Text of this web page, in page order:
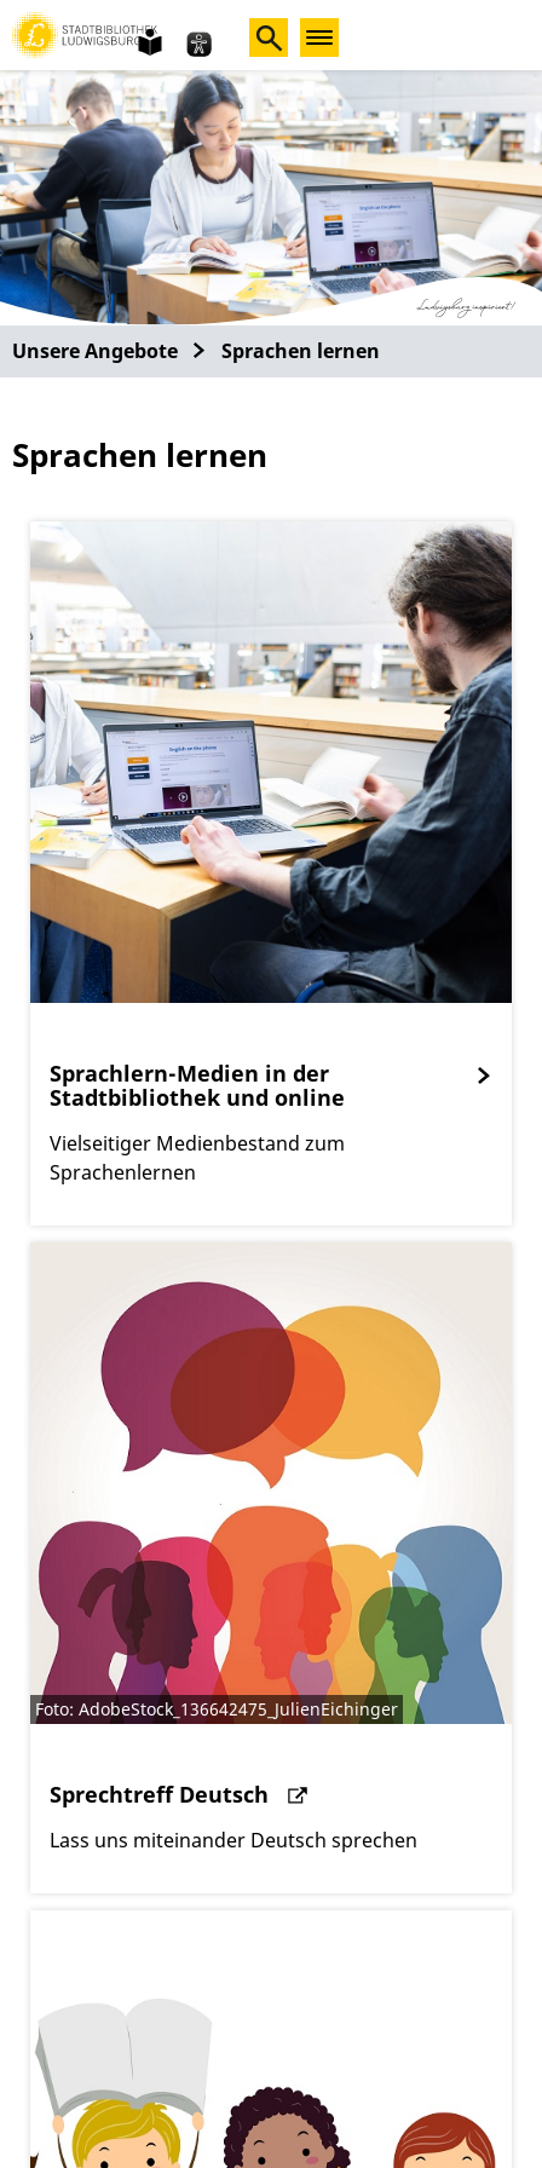
leichte
Sprache
Unsere Angebote Sprachen lernen
Sprachen lernen
Sprachlern-Medien in der
Stadtbibliothek und online
Vielseitiger Medienbestand zum
Sprachenlernen
Foto: AdobeStock_136642475_JulienEichinger
Sprechtreff Deutsch
Lass uns miteinander Deutsch sprechen